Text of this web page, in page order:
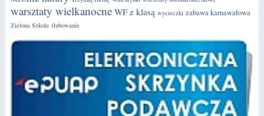
warsztaty wielkanocne WF z klasą wycieczki zabawa karnawałowa
Zielona Szkoła ślubowanie